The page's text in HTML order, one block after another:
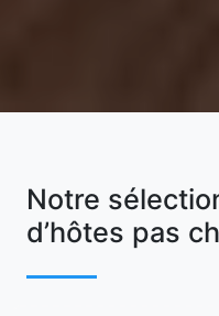
Notre
d’hôtes pas